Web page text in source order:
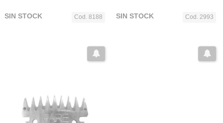
Cod. 8188
SIN STOCK Cod. 2993
SIN STOCK